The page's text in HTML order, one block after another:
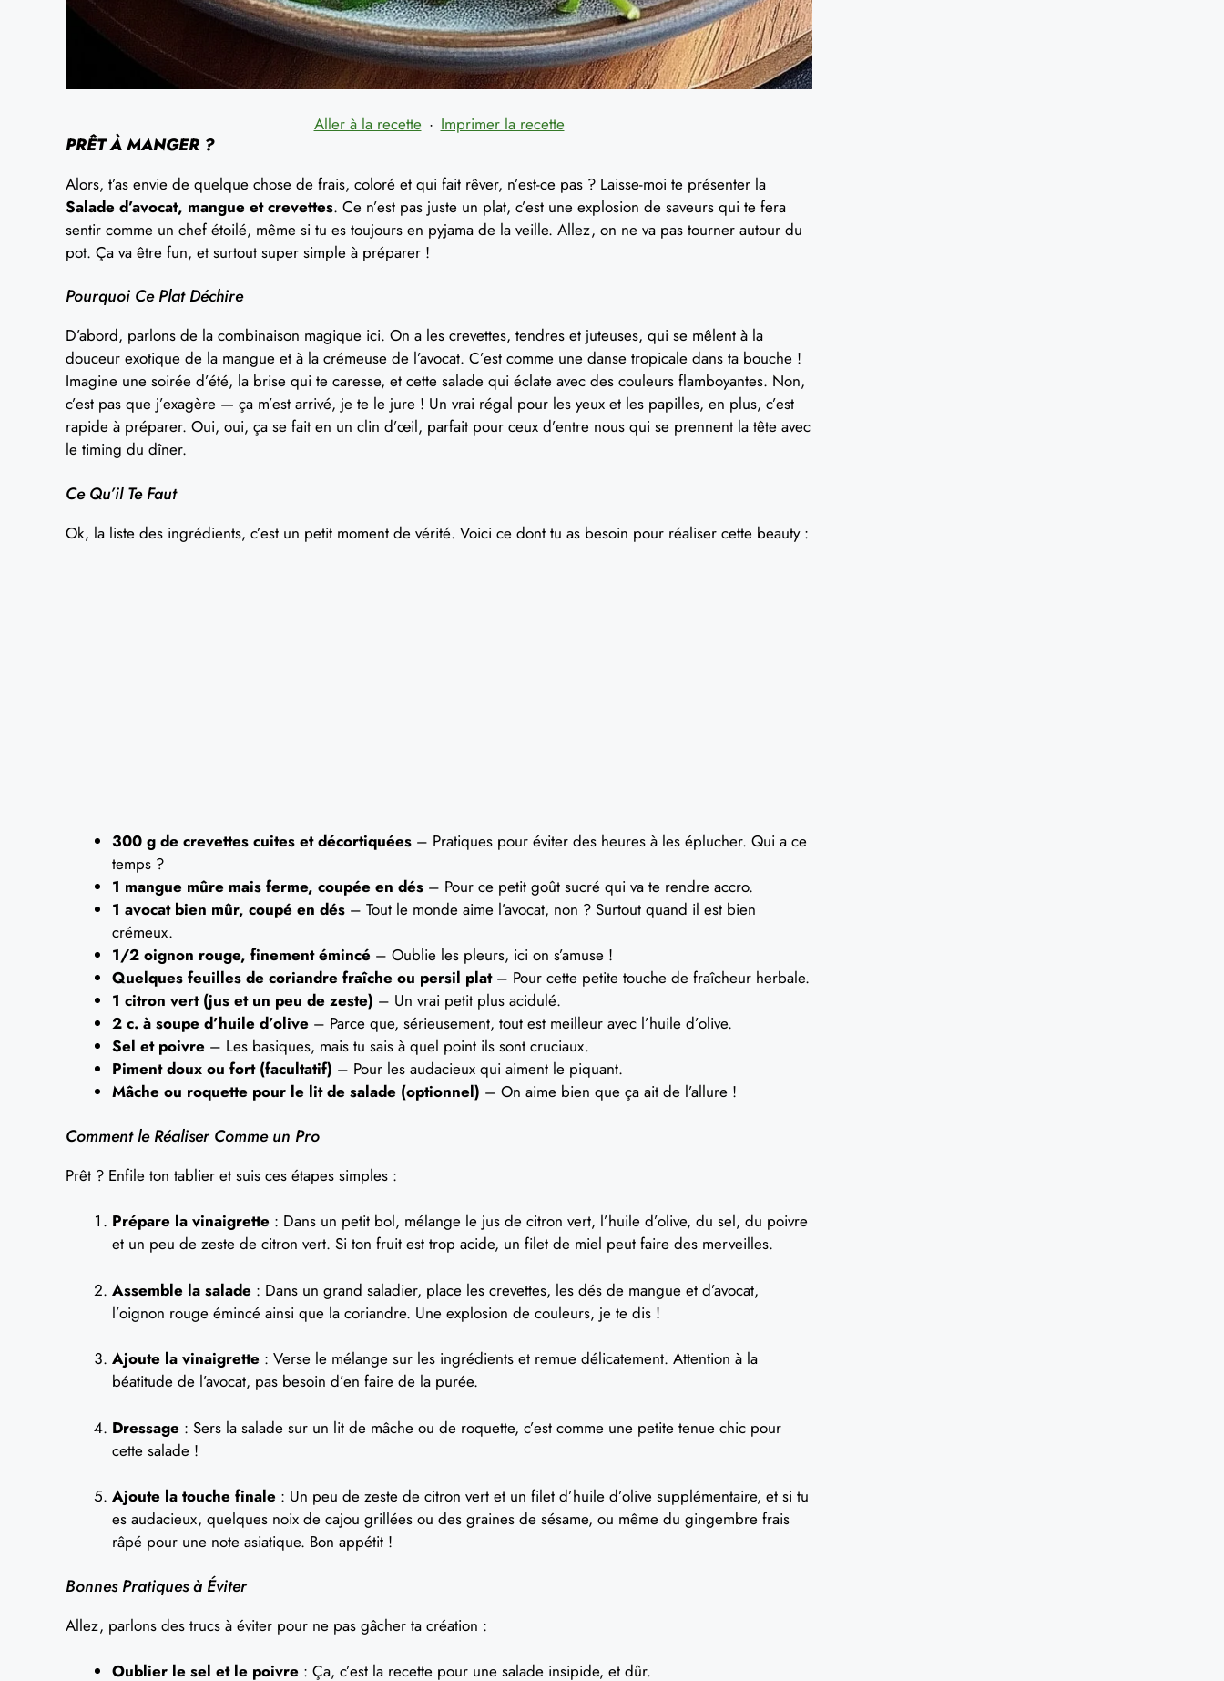
Aller à la recette · Imprimer la recette
PRÊT À MANGER ?
Alors, t’as envie de quelque chose de frais, coloré et qui fait rêver, n’est-ce pas ? Laisse-moi te présenter la
Salade d’avocat, mangue et crevettes. Ce n’est pas juste un plat, c’est une explosion de saveurs qui te fera
sentir comme un chef étoilé, même si tu es toujours en pyjama de la veille. Allez, on ne va pas tourner autour du
pot. Ça va être fun, et surtout super simple à préparer !
Pourquoi Ce Plat Déchire
D’abord, parlons de la combinaison magique ici. On a les crevettes, tendres et juteuses, qui se mêlent à la
douceur exotique de la mangue et à la crémeuse de l’avocat. C’est comme une danse tropicale dans ta bouche !
Imagine une soirée d’été, la brise qui te caresse, et cette salade qui éclate avec des couleurs flamboyantes. Non,
c’est pas que j’exagère — ça m’est arrivé, je te le jure ! Un vrai régal pour les yeux et les papilles, en plus, c’est
rapide à préparer. Oui, oui, ça se fait en un clin d’œil, parfait pour ceux d’entre nous qui se prennent la tête avec
le timing du dîner.
Ce Qu’il Te Faut
Ok, la liste des ingrédients, c’est un petit moment de vérité. Voici ce dont tu as besoin pour réaliser cette beauty :
300 g de crevettes cuites et décortiquées – Pratiques pour éviter des heures à les éplucher. Qui a ce
temps ?
1 mangue mûre mais ferme, coupée en dés – Pour ce petit goût sucré qui va te rendre accro.
1 avocat bien mûr, coupé en dés – Tout le monde aime l’avocat, non ? Surtout quand il est bien
crémeux.
1/2 oignon rouge, finement émincé – Oublie les pleurs, ici on s’amuse !
Quelques feuilles de coriandre fraîche ou persil plat– Pour cette petite touche de fraîcheur herbale.
1 citron vert (jus et un peu de zeste) – Un vrai petit plus acidulé.
2 c. à soupe d’huile d’olive – Parce que, sérieusement, tout est meilleur avec l’huile d’olive.
Sel et poivre – Les basiques, mais tu sais à quel point ils sont cruciaux.
Piment doux ou fort (facultatif) – Pour les audacieux qui aiment le piquant.
Mâche ou roquette pour le lit de salade (optionnel) – On aime bien que ça ait de l’allure !
Comment le Réaliser Comme un Pro
Prêt ? Enfile ton tablier et suis ces étapes simples :
Prépare la vinaigrette : Dans un petit bol, mélange le jus de citron vert, l’huile d’olive, du sel, du poivre
et un peu de zeste de citron vert. Si ton fruit est trop acide, un filet de miel peut faire des merveilles.
Assemble la salade : Dans un grand saladier, place les crevettes, les dés de mangue et d’avocat,
l’oignon rouge émincé ainsi que la coriandre. Une explosion de couleurs, je te dis !
Ajoute la vinaigrette : Verse le mélange sur les ingrédients et remue délicatement. Attention à la
béatitude de l’avocat, pas besoin d’en faire de la purée.
Dressage : Sers la salade sur un lit de mâche ou de roquette, c’est comme une petite tenue chic pour
cette salade !
Ajoute la touche finale : Un peu de zeste de citron vert et un filet d’huile d’olive supplémentaire, et si tu
es audacieux, quelques noix de cajou grillées ou des graines de sésame, ou même du gingembre frais
râpé pour une note asiatique. Bon appétit !
Bonnes Pratiques à Éviter
Allez, parlons des trucs à éviter pour ne pas gâcher ta création :
Oublier le sel et le poivre : Ça, c’est la recette pour une salade insipide, et dûr.